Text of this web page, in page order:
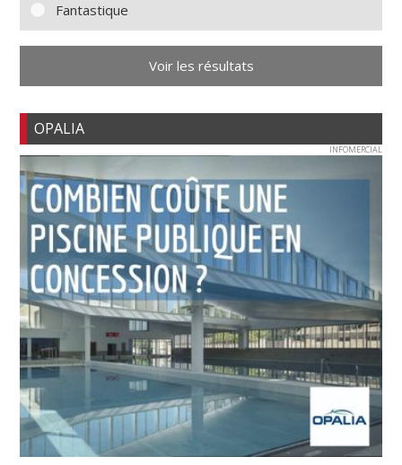
Fantastique
Voir les résultats
OPALIA
INFOMERCIAL